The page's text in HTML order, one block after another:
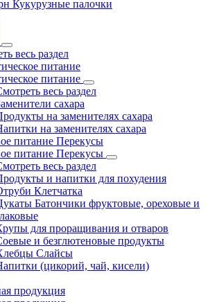
Кукурузные палочки
весь раздел
питание
питание
весь раздел
сахара
на заменителях сахара
на заменителях сахара
питание Перекусы
питание Перекусы
весь раздел
и напитки для похудения
Клетчатка
Батончики фруктовые, ореховые и
для проращивания и отваров
и безглютеновые продукты
Слайсы
(цикорий, чай, кисели)
продукция